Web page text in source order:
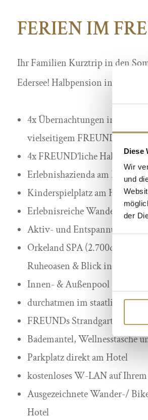
Diese
Wir
und
der
FERIEN IM
Ihr Familien Kurztrip in den
Edersee! Halbpension inklusive.
4x Übernachtungen in einem
vielseitigem
4x FREUND’liche
Erlebnishazienda am
Kinderspielplatz am Hotel
Erlebnisreiche
Aktiv- und
Orkeland SPA (2.700qm)
Ruheoasen & Blick in den
Innen- & Außenpool (26 Grad
durchatmen im staatlich
FREUNDs Strandgarten mit
Bademantel, Wellnesstasche
Parkplatz direkt am Hotel
kostenloses W-LAN auf
Ausgezeichnete Wander-/
Hotel